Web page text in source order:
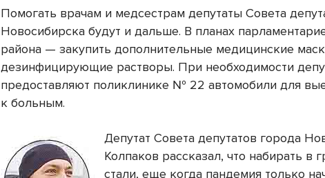
Помогать врачам и медсестрам депутаты Совета
Новосибирска будут и дальше. В планах
района — закупить дополнительные медицинские
дезинфицирующие растворы. При необходимости
предоставляют поликлинике № 22 автомобили для
к больным.
Депутат Совета депутатов города
Колпаков рассказал, что набирать в
стали, еще когда пандемия только